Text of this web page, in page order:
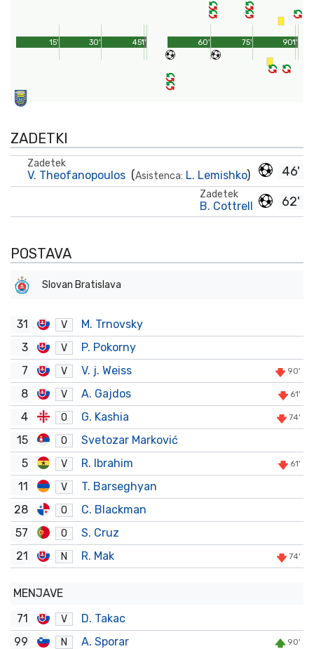
45'
15' 30' 1' 90'
60' 75' 1'
ZADETKI
46'
Zadetek
V. Theofanopoulos (Asistenca: L. Lemishko)
62'
Zadetek
B. Cottrell
POSTAVA
Slovan Bratislava
31 V
M. Trnovsky
3
V
P. Pokorny
7
V V. j. Weiss 90'
8 V A. Gajdos 61'
4 O G. Kashia 74'
15 O
Svetozar Marković
5
V R. Ibrahim 61'
11 V
T. Barseghyan
28
O
C. Blackman
57
O
S. Cruz
21
N R. Mak 74'
MENJAVE
71
V
D. Takac
99
N A. Sporar 90'